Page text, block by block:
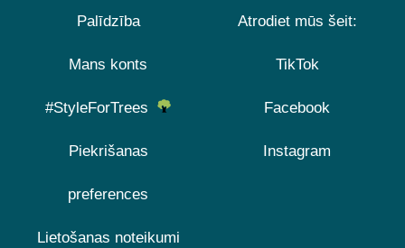
Palīdzība
Mans konts
#StyleForTrees
Piekrišanas
preferences
Lietošanas noteikumi
Atrodiet mūs šeit:
TikTok
Facebook
Instagram